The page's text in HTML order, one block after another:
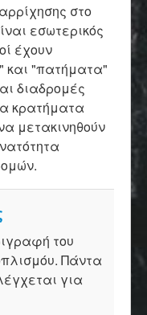
στο
εσωτερικός
έχουν
και "πατήματα"
διαδρομές
κρατήματα
μετακινηθούν
του
Πάντα
για